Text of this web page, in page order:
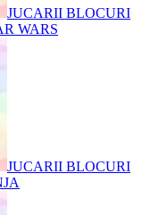
JUCARII BLOCURI
WARS
JUCARII BLOCURI